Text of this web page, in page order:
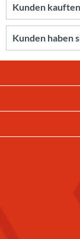
Kunden
Kunden haben